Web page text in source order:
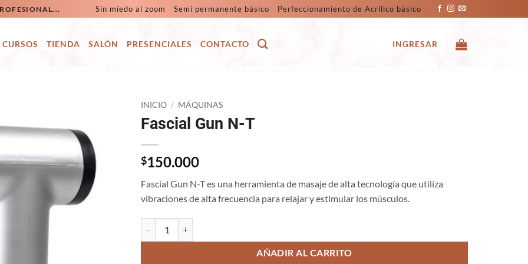
Sin miedo al zoom Semi permanente básico Perfeccionamiento de Acrílico básico
CURSOS TIENDA SALÓN PRESENCIALES CONTACTO INGRESAR
INICIO / MÁQUINAS
Fascial Gun N-T
$150.000
Fascial Gun N-T es una herramienta de masaje de alta tecnología que utiliza
vibraciones de alta frecuencia para relajar y estimular los músculos.
AÑADIR AL CARRITO